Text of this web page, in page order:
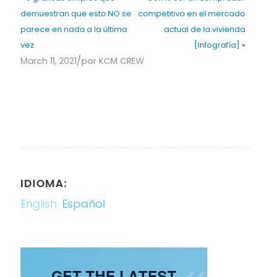
demuestran que esto NO se
parece en nada a la última
vez
competitivo en el mercado
actual de la vivienda
[Infografía] »
March 11, 2021/por KCM CREW
IDIOMA:
English Español